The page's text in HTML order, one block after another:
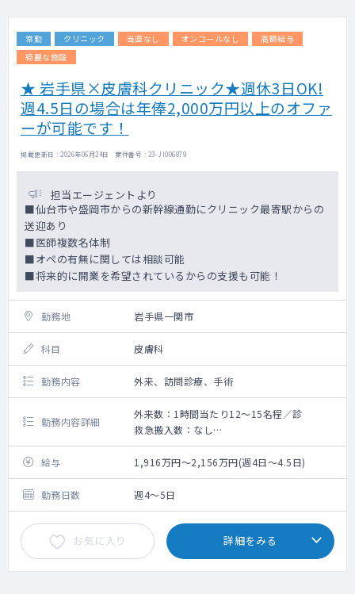
常勤 クリニック 当直なし オンコールなし
高額給与
綺麗な施設
★ 岩手県×皮膚科クリニック★週休3日OK!
週4.5日の場合は年俸2,000万円以上のオファ
ーが可能です！
掲載更新日 : 2026年06月24日 案件番号 : 23-JI006879
担当エージェントより
■仙台市や盛岡市からの新幹線通勤にクリニック最寄駅からの
送迎あり
■医師複数名体制
■オペの有無に関しては相談可能
■将来的に開業を希望されているからの支援も可能！
勤務地 岩手県一関市
科目 皮膚科
勤務内容 外来、訪問診療、手術
勤務内容詳細
外来数：1時間当たり12～15名程／診
救急搬入数：なし
手術数：月50件未満
○外来
外来診察：１時間12人～15人の患者を診察お
願いします。（１日300～400人来院）
診察体制：2～3診
外来診療では、先生に対して、看護師または
看護助手１名、クラーク１名（電子カルテ入
力対応）がついて、診察を全面的にサポート
します。
給与 1,916万円～2,156万円(週4日～4.5日)
勤務日数 週4～5日
お気に入り 詳細をみる